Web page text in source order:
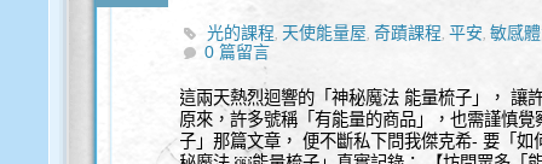
光的課程, 天使能量屋,奇蹟課程,平安,敏感
0 篇留言
這兩天熱烈迴響的「神秘魔法 能量梳子」，
原來，許多號稱「有能量的商品」，也需謹慎
子」那篇文章， 便不斷私下問我傑克希- 要「